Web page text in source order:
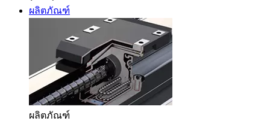
ผลิตภัณฑ์
ผลิตภัณฑ์